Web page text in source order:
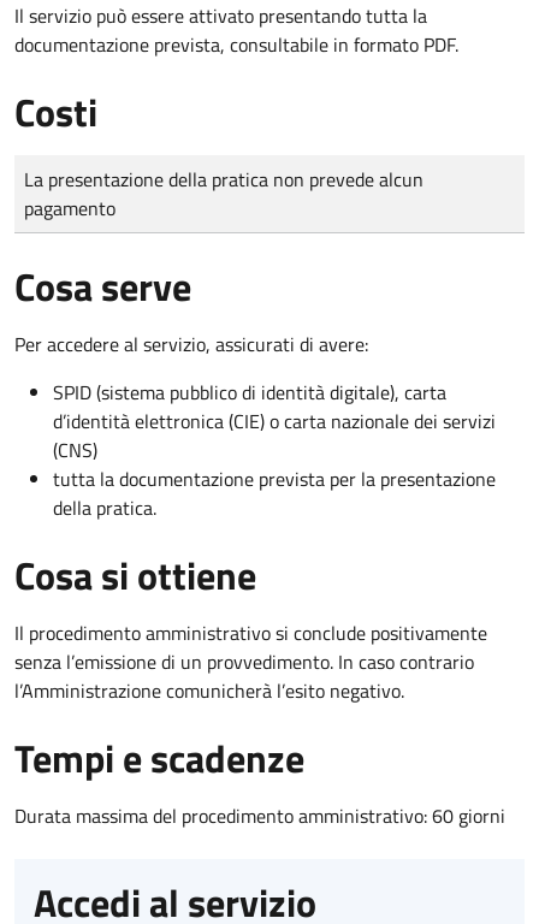
Il servizio può essere attivato presentando tutta la
documentazione prevista, consultabile in formato PDF.
Costi
Tipo di pagamento
Importo
La presentazione della pratica non prevede alcun
pagamento
Cosa serve
Per accedere al servizio, assicurati di avere:
SPID (sistema pubblico di identità digitale), carta
d’identità elettronica (CIE) o carta nazionale dei servizi
(CNS)
tutta la documentazione prevista per la presentazione
della pratica.
Cosa si ottiene
Il procedimento amministrativo si conclude positivamente
senza l’emissione di un provvedimento. In caso contrario
l’Amministrazione comunicherà l’esito negativo.
Tempi e scadenze
Durata massima del procedimento amministrativo: 60 giorni
Accedi al servizio